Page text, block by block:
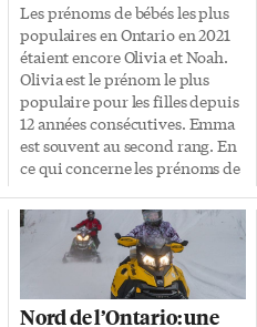
Les prénoms de bébés les plus
populaires en Ontario en 2021
étaient encore Olivia et Noah.
Olivia est le prénom le plus
populaire pour les filles depuis
12 années consécutives. Emma
est souvent au second rang. En
ce qui concerne les prénoms de
première place pour la
troisième année consécutive,
encore suivi de près par Liam.
Le palmarès ontarien des
prénoms de filles ses lit donc
Nord de l’Ontario: une